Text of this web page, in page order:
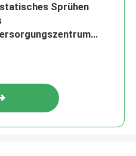
Sprühen